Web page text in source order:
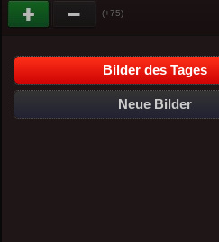
(+75)
Bilder des Tages
Neue Bilder